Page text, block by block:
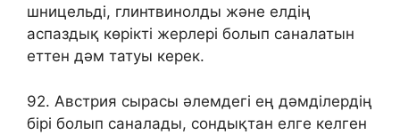
шницельді, глинтвинолды және елдің
аспаздық көрікті жерлері болып саналатын
еттен дәм татуы керек.
92. Австрия сырасы әлемдегі ең дәмділердің
бірі болып саналады, сондықтан елге келген